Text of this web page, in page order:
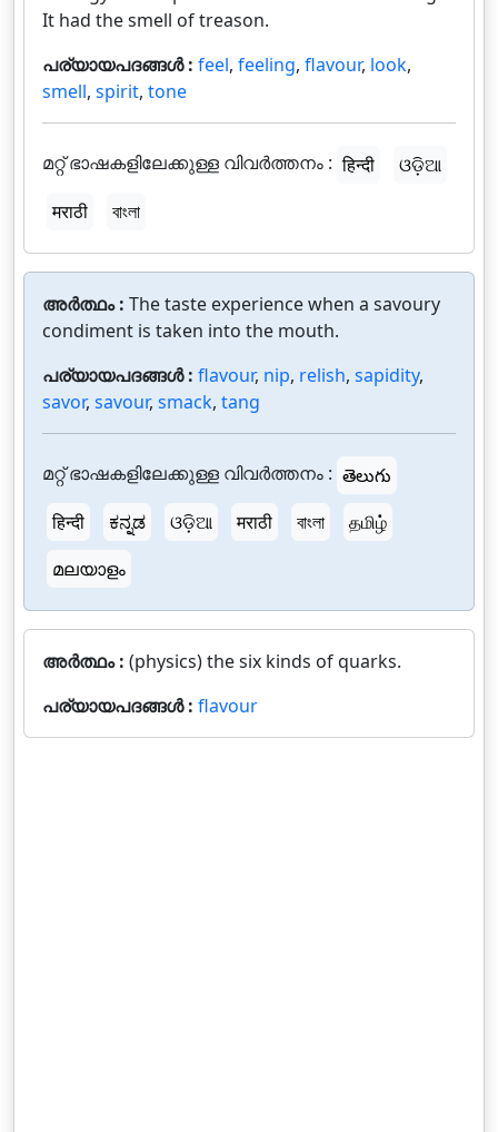
It had the smell of treason.
പര്യായപദങ്ങൾ : feel, feeling, flavour, look,
smell, spirit, tone
മറ്റ് ഭാഷകളിലേക്കുള്ള വിവർത്തനം : हिन्दी
ଓଡ଼ିଆ
मराठी
বাংলা
അർത്ഥം : The taste experience when a savoury
condiment is taken into the mouth.
പര്യായപദങ്ങൾ : flavour, nip, relish, sapidity,
savor, savour, smack, tang
മറ്റ് ഭാഷകളിലേക്കുള്ള വിവർത്തനം : తెలుగు
हिन्दी
ಕನ್ನಡ ଓଡ଼ିଆ मराठी বাংলা
தமிழ்
മലയാളം
അർത്ഥം : (physics) the six kinds of quarks.
പര്യായപദങ്ങൾ : flavour